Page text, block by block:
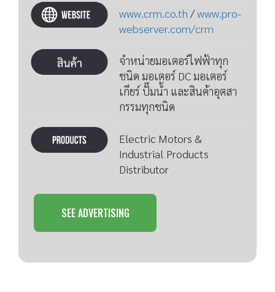
www.crm.co.th /www.pro-
webserver.com/crm
จำหน่ายมอเตอร์ไฟฟ้าทุก
ชนิด มอเตอร์ DC มอเตอร์
เกียร์ ปั๊มนํ้า และสินค้าอุตสา
กรรมทุกชนิด
Electric Motors &
Industrial Products
Distributor
SEE ADVERTISING